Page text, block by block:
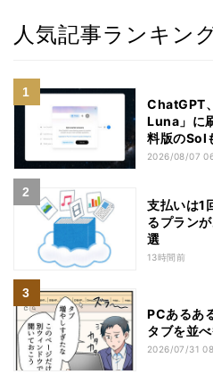
人気記事ランキン
ChatGPT
Luna」に
料版のSol
2026/08/07
支払いは1
るプラン
選
13時間前
PCあるあ
タブを並
2026/07/31